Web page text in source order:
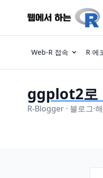
Web-R 접속 R 에
ggplot2로
R-Blogger · 블로그·